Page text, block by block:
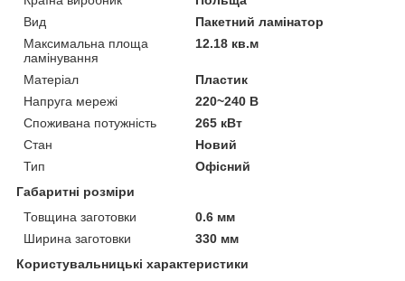
Вид
Пакетний ламінатор
Максимальна площа
ламінування
12.18 кв.м
Матеріал
Пластик
Напруга мережі
220~240 В
Споживана потужність
265 кВт
Стан
Новий
Тип
Офісний
Габаритні розміри
Товщина заготовки
0.6 мм
Ширина заготовки
330 мм
Користувальницькі характеристики